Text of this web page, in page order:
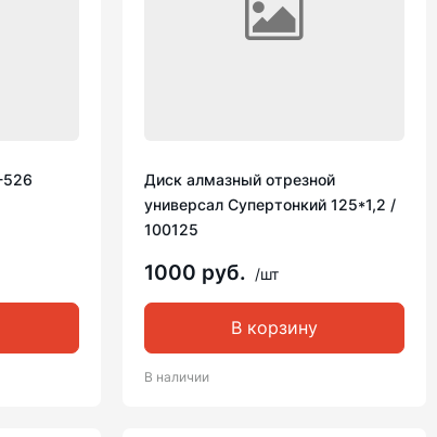
526
Диск алмазный отрезной
универсал Супертонкий 125*1,2 /
100125
1000 руб. /шт
В корзину
В наличии